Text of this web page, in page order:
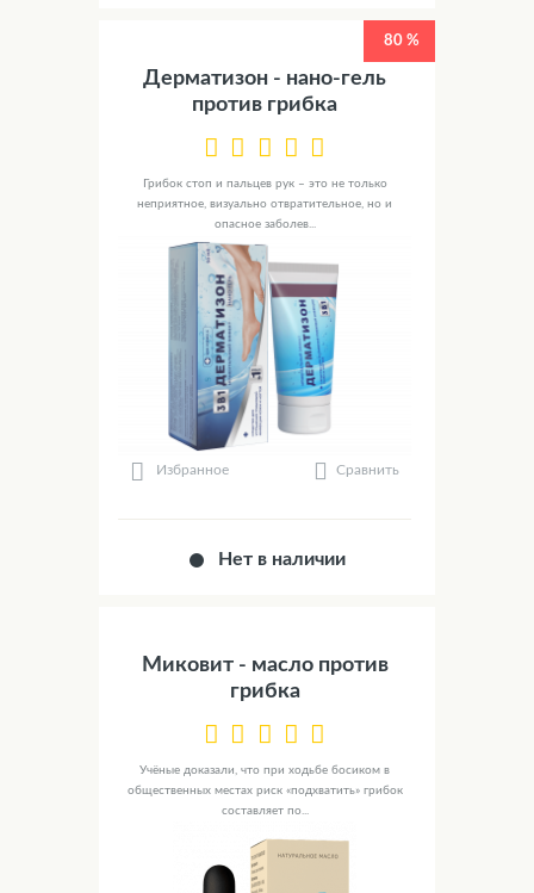
80 %
Дерматизон - нано-гель
против грибка
Грибок стоп и пальцев рук – это не только
неприятное, визуально отвратительное, но и
опасное заболев...
Избранное Сравнить
Нет в наличии
Миковит - масло против
грибка
Учёные доказали, что при ходьбе босиком в
общественных местах риск «подхватить» грибок
составляет по...